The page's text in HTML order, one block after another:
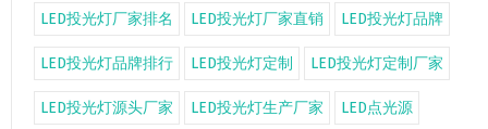
LED投光灯厂家排名 LED投光灯厂家直销 LED投光灯品牌
LED投光灯品牌排行 LED投光灯定制 LED投光灯定制厂家
LED投光灯源头厂家 LED投光灯生产厂家 LED点光源